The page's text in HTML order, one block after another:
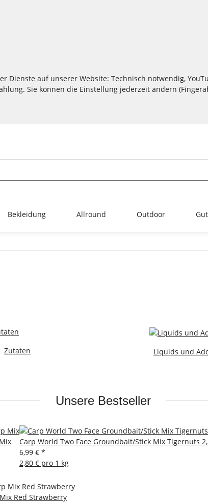
Dienste auf unserer Website: Technisch notwendig,
Sie können die Einstellung jederzeit ändern
Bekleidung Allround Outdoor
Zutaten Liquids und
Unsere Bestseller
Carp World Two Face Groundbait/Stick Mix Tigernuts
6,99 € *
2,80 € pro 1 kg
Red Strawberry